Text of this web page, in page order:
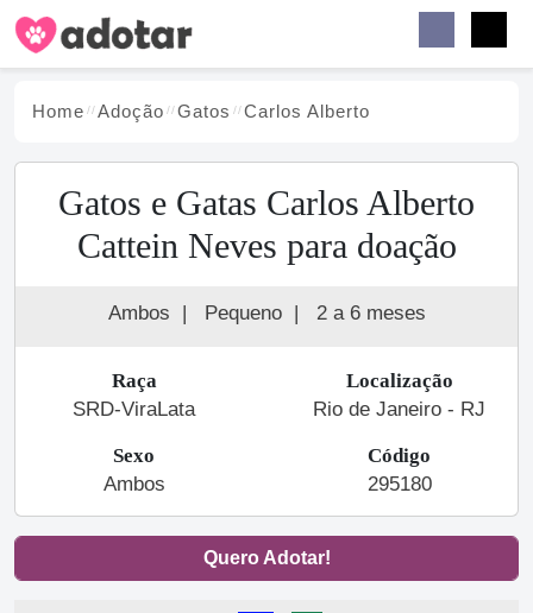
Home Adoção Gatos Carlos Alberto
Gatos e Gatas Carlos Alberto
Cattein Neves para doação
Ambos | Pequeno | 2 a 6 meses
Raça
SRD-ViraLata
Localização
Rio de Janeiro - RJ
Sexo
Ambos
Código
295180
Quero Adotar!